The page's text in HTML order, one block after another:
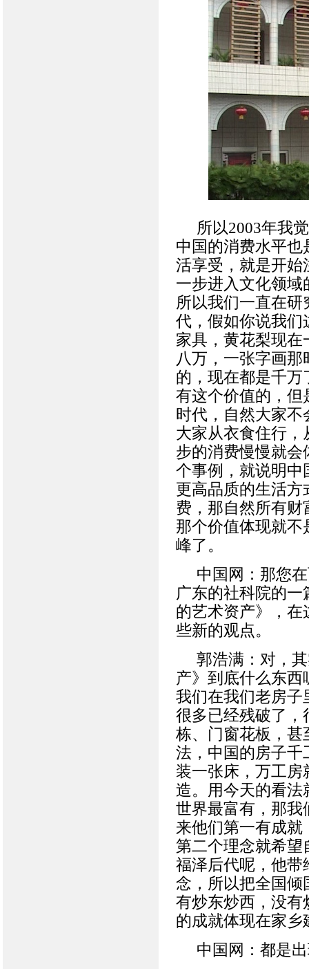
所以2003年我
中国的消费水平
活享受，就是开始
一步进入文化领
所以我们一直在
代，假如你说我们
家具，黄花梨现
八万，一张字画
的，现在都是千
有这个价值的，但
时代，自然大家
大家从衣食住行
步的消费慢慢就会
个事例，就说明中
更高品质的生活
费，那自然所有
那个价值体现就
峰了。
中国网：那您
广东的社科院的
的艺术资产》，
些新的观点。
郭浩满：对，
产》到底什么东
我们在我们老房子
很多已经残破了，
栋、门窗花板，甚
法，中国的房子千
装一张床，万工
造。用今天的看法
世界最富有，那我
来他们第一有成
第二个理念就希
福泽后代呢，他带
念，所以把全国倾
有炒东炒西，没有
的成就体现在家乡
中国网：都是